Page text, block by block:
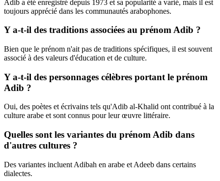
Adib a été enregistré depuis 1973 et sa popularité a varié, mais il est
toujours apprécié dans les communautés arabophones.
Y a-t-il des traditions associées au prénom Adib ?
Bien que le prénom n'ait pas de traditions spécifiques, il est souvent
associé à des valeurs d'éducation et de culture.
Y a-t-il des personnages célèbres portant le prénom
Adib ?
Oui, des poètes et écrivains tels qu'Adib al-Khalid ont contribué à la
culture arabe et sont connus pour leur œuvre littéraire.
Quelles sont les variantes du prénom Adib dans
d'autres cultures ?
Des variantes incluent Adibah en arabe et Adeeb dans certains
dialectes.